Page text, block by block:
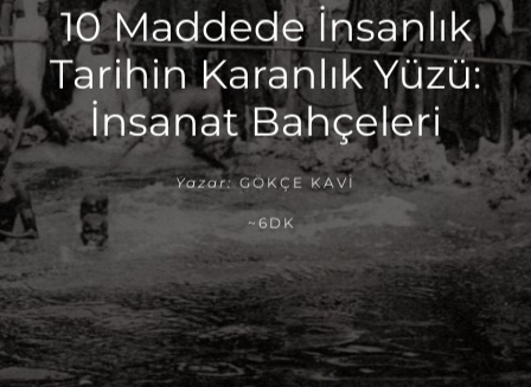
10 Maddede İnsanlık
Tarihin Karanlık Yüzü:
İnsanat Bahçeleri
Yazar: GÖKÇE KAVI
~6DK